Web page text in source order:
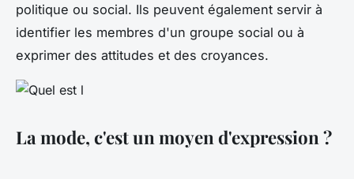
politique ou social. Ils peuvent également servir à
identifier les membres d'un groupe social ou à
exprimer des attitudes et des croyances.
La mode, c'est un moyen d'expression ?